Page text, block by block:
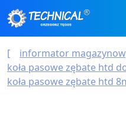
informator
koła pasowe zębate htd
koła pasowe zębate htd